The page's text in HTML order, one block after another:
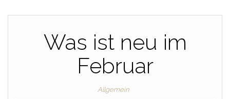
Was ist neu im
Februar
Allgemein